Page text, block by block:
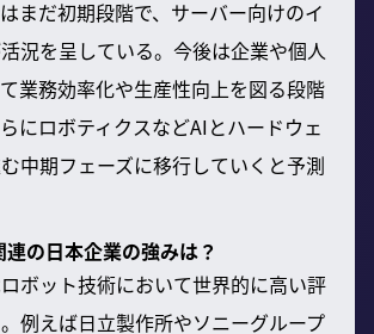
まだ初期段階で、サーバー向けのイ
況を呈している。今後は企業や個人
業務効率化や生産性向上を図る段階
にロボティクスなどAIとハードウェ
中期フェーズに移行していくと予測
の日本企業の強みは？
ボット技術において世界的に高い評
例えば日立製作所やソニーグループ